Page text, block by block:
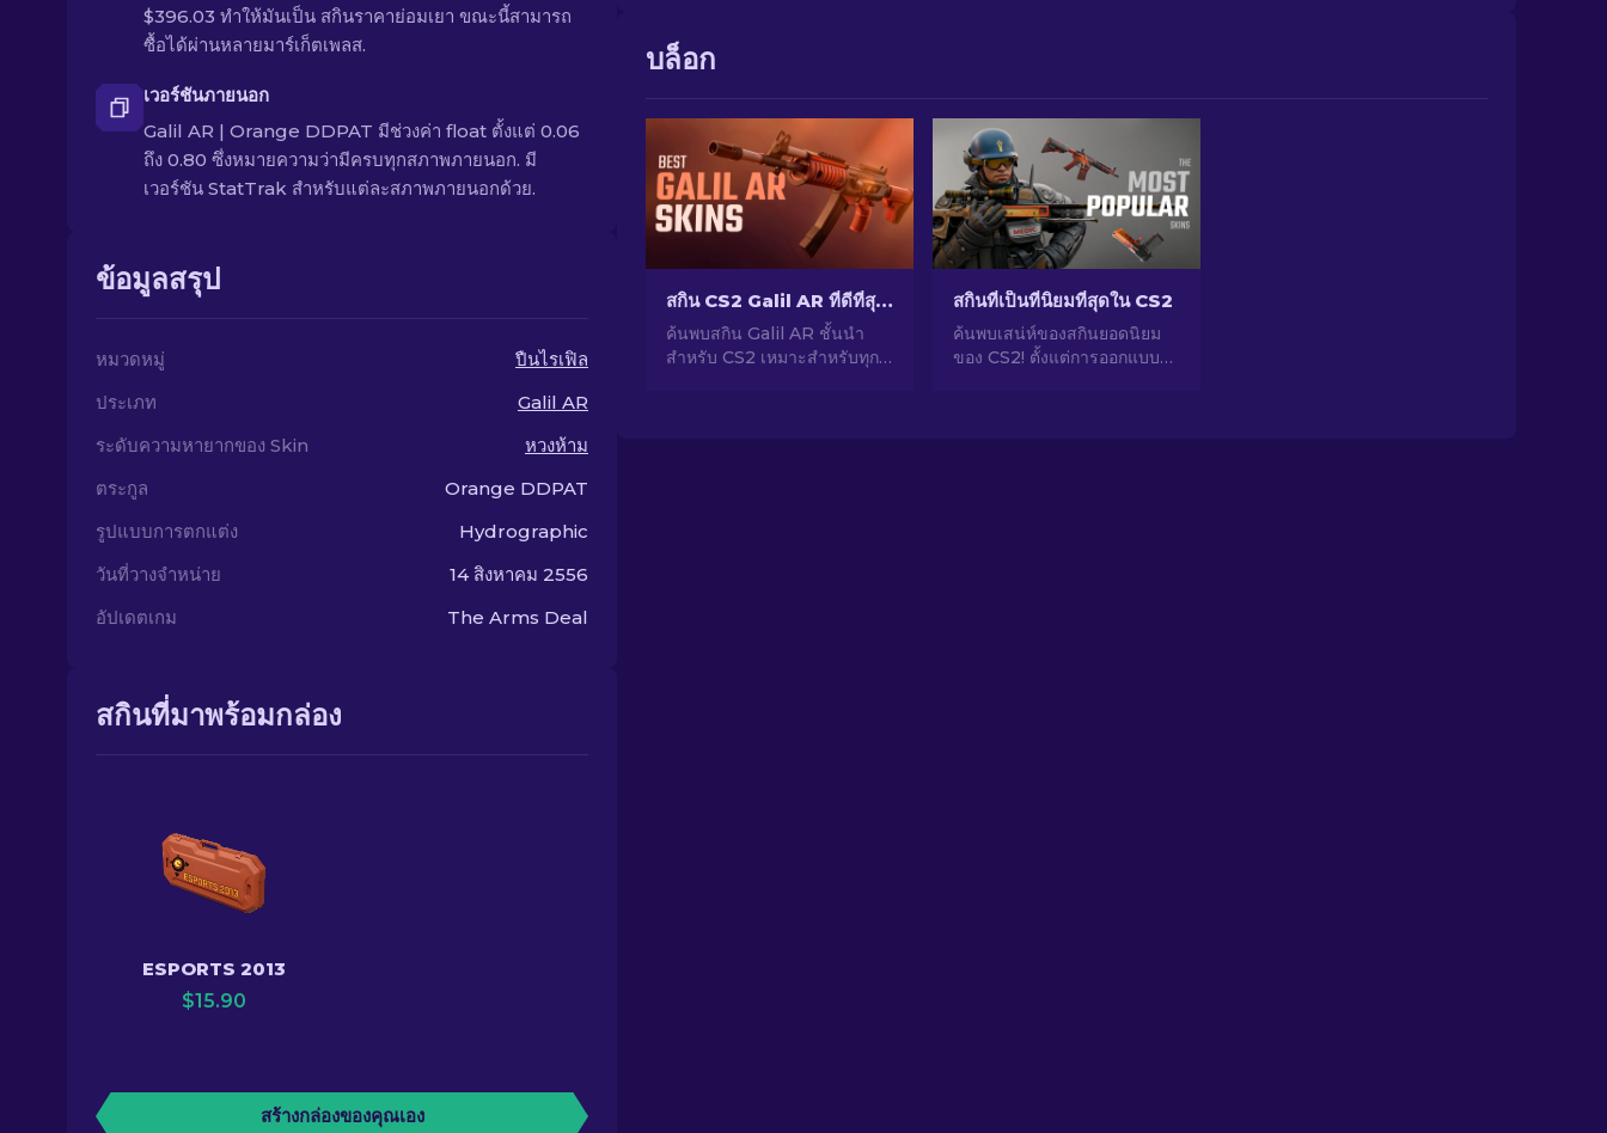
$396.03 ทำให้มันเป็น สกินราคาย่อมเยา ขณะนี้สามารถ
ซื้อได้ผ่านหลายมาร์เก็ตเพลส.
เวอร์ชันภายนอก
Galil AR | Orange DDPAT มีช่วงค่า float ตั้งแต่ 0.06
ถึง 0.80 ซึ่งหมายความว่ามีครบทุกสภาพภายนอก. มี
เวอร์ชัน StatTrak สำหรับแต่ละสภาพภายนอกด้วย.
ข้อมูลสรุป
หมวดหมู่
ปืนไรเฟิล
ประเภท
Galil AR
ระดับความหายากของ Skin
หวงห้าม
ตระกูล
Orange DDPAT
รูปแบบการตกแต่ง
Hydrographic
วันที่วางจำหน่าย
14 สิงหาคม 2556
อัปเดตเกม
The Arms Deal
สกินที่มาพร้อมกล่อง
ESPORTS 2013
$15.90
สร้างกล่องของคุณเอง
บล็อก
สกิน CS2 Galil AR ที่ดีที่สุด (ทุกงบประมาณ): คู่มือ [2026]
ค้นพบสกิน Galil AR ชั้นนํา
สำหรับ CS2 เหมาะสำหรับทุก
สกินที่เป็นที่นิยมที่สุดใน CS2
ค้นพบเสน่ห์ของสกินยอดนิยม
ของ CS2! ตั้งแต่การออกแบบที่